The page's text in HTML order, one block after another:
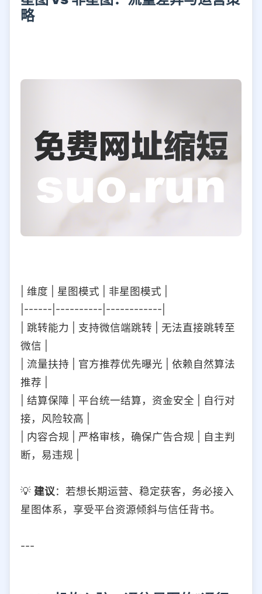
略
| 维度 | 星图模式 | 非星图模式 |
|------|----------|------------|
| 跳转能力 | 支持微信端跳转 | 无法直接跳转至
微信 |
| 流量扶持 | 官方推荐优先曝光 | 依赖自然算法
推荐 |
| 结算保障 | 平台统一结算，资金安全 | 自行对
接，风险较高 |
| 内容合规 | 严格审核，确保广告合规 | 自主判
断，易违规 |
💡 建议：若想长期运营、稳定获客，务必接入
星图体系，享受平台资源倾斜与信任背书。
---